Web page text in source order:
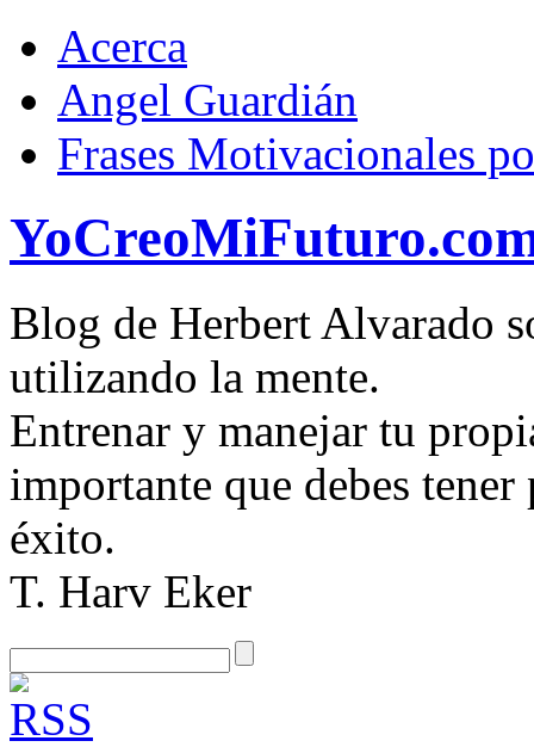
Acerca
Angel Guardián
Frases Motivacionales
Blog de Herbert Alvarado
utilizando la mente.
Entrenar y manejar tu
importante que debes
éxito.
T. Harv Eker